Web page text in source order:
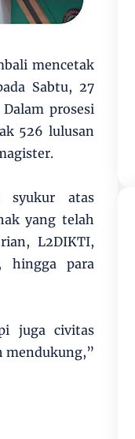
mencetak
Sabtu, 27
prosesi
526 lulusan
syukur atas
yang telah
L2DIKTI,
hingga para
juga civitas
mendukung,”